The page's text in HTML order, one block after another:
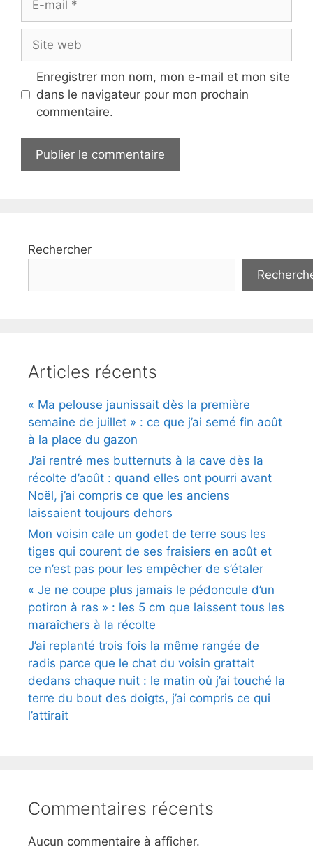
mail
web
Enregistrer mon nom, mon e-mail et mon site
dans le navigateur pour mon prochain
commentaire.
Rechercher
Articles récents
« Ma pelouse jaunissait dès la première
semaine de juillet » : ce que j’ai semé fin août
à la place du gazon
J’ai rentré mes butternuts à la cave dès la
récolte d’août : quand elles ont pourri avant
Noël, j’ai compris ce que les anciens
laissaient toujours dehors
Mon voisin cale un godet de terre sous les
tiges qui courent de ses fraisiers en août et
ce n’est pas pour les empêcher de s’étaler
« Je ne coupe plus jamais le pédoncule d’un
potiron à ras » : les 5 cm que laissent tous les
maraîchers à la récolte
J’ai replanté trois fois la même rangée de
radis parce que le chat du voisin grattait
dedans chaque nuit : le matin où j’ai touché la
terre du bout des doigts, j’ai compris ce qui
l’attirait
Commentaires récents
Aucun commentaire à afficher.